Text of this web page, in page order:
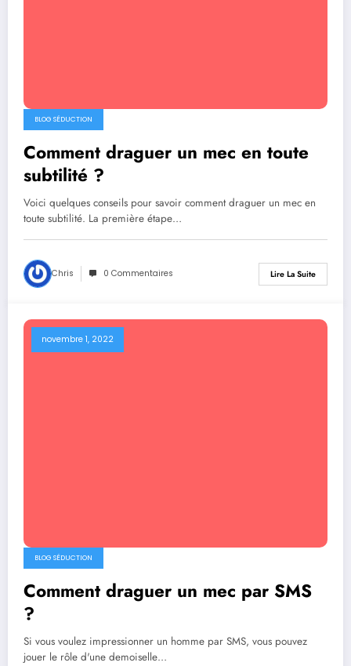
BLOG SÉDUCTION
Comment draguer un mec en toute
subtilité ?
Voici quelques conseils pour savoir comment draguer un mec en
toute subtilité. La première étape…
Chris 0 Commentaires Lire La Suite
novembre 1, 2022
BLOG SÉDUCTION
Comment draguer un mec par SMS
?
Si vous voulez impressionner un homme par SMS, vous pouvez
jouer le rôle d'une demoiselle…